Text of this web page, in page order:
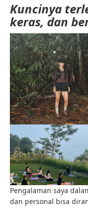
Kuncinya
keras, dan
Pengalaman saya
dan personal bisa